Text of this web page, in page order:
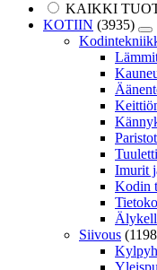
KAIKKI
KOTIIN (3935)
Imurit
Kodin
Siivous